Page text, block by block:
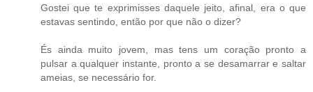
Gostei que te exprimisses daquele jeito, afinal, era o que
estavas sentindo, então por que não o dizer?
És ainda muito jovem, mas tens um coração pronto a
pulsar a qualquer instante, pronto a se desamarrar e saltar
ameias, se necessário for.